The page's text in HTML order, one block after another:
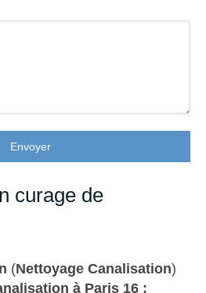
Envoyer
curage de
(Nettoyage Canalisation)
à Paris 16 :